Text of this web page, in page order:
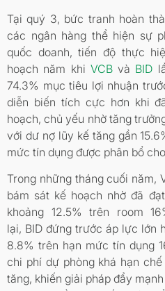
Tại quý 3, bức tranh hoàn
các ngân hàng thể hiện sự
quốc doanh, tiến độ thực
hoạch năm khi VCBvà BID
74.3% mục tiêu lợi nhuận
diễn biến tích cực hơn khi
hoạch, chủ yếu nhờ tăng
với dư nợ lũy kế tăng gần
mức tín dụng được phân bổ
Trong những tháng cuối năm,
bám sát kế hoạch nhờ đã
khoảng 12.5% trên room
lại, BID đứng trước áp lực lớn
8.8% trên hạn mức tín dụng
chi phí dự phòng khá hạn
tăng, khiến giải pháp đẩy